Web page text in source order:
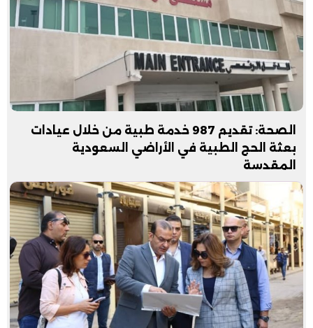
الصحة: تقديم 987 خدمة طبية من خلال عيادات
بعثة الحج الطبية في الأراضي السعودية
المقدسة